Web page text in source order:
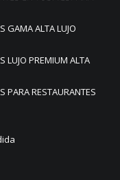
GAMA ALTA LUJO
LUJO PREMIUM ALTA
PARA RESTAURANTES